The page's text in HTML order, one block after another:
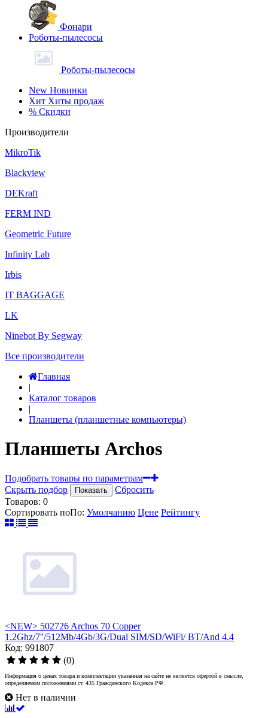
Фонари
Роботы-пылесосы
Роботы-пылесосы
New Новинки
Хит Хиты продаж
% Скидки
Производители
MikroTik
Blackview
DEKraft
FERM IND
Geometric Future
Infinity Lab
Irbis
IT BAGGAGE
LK
Ninebot By Segway
Все производители
Главная
|
Каталог товаров
|
Планшеты (планшетные компьютеры)
Планшеты Archos
Подобрать товары по параметрам
Скрыть подбор
Показать
Сбросить
Товаров: 0
Сортировать поПо: Умолчанию Цене Рейтингу
<NEW> 502726 Archos 70 Copper
1.2Ghz/7''/512Mb/4Gb/3G/Dual SIM/SD/WiFi/ BT/And 4.4
Код: 991807
(0)
Информация о ценах товара и комплектации указанная на сайте не является офертой в смысле,
определяемом положениями ст. 435 Гражданского Кодекса РФ.
Нет в наличии